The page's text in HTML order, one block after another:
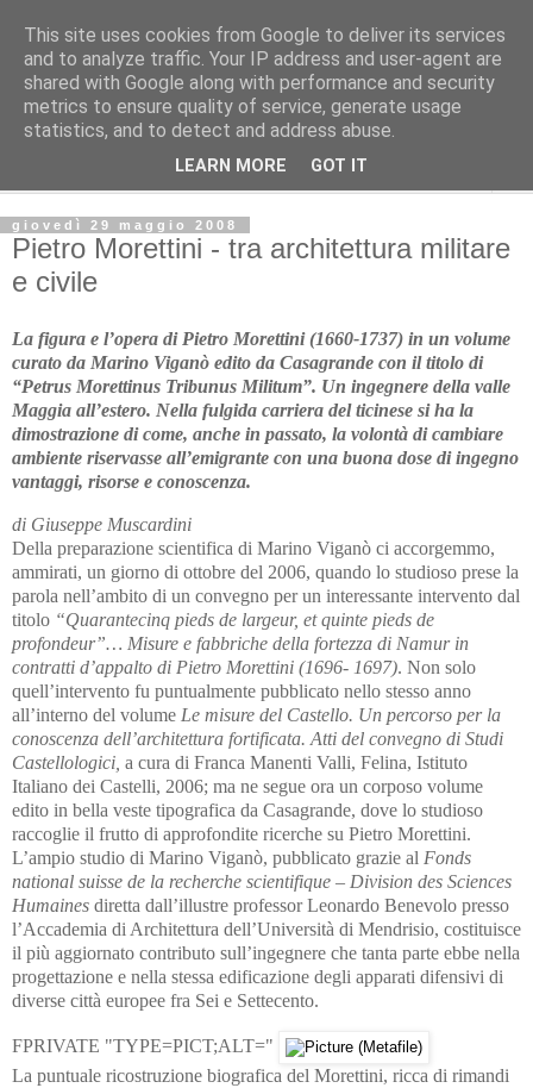
L'Avvenire dei lavoratori
Cultura
giovedì 29 maggio 2008
Pietro Morettini - tra architettura militare
e civile
La figura e l’opera di Pietro Morettini (1660-1737) in un volume
curato da Marino Viganò edito da Casagrande con il titolo di
“Petrus Morettinus Tribunus Militum”. Un ingegnere della valle
Maggia all’estero. Nella fulgida carriera del ticinese si ha la
dimostrazione di come, anche in passato, la volontà di cambiare
ambiente riservasse all’emigrante con una buona dose di ingegno
vantaggi, risorse e conoscenza.
di Giuseppe Muscardini
Della preparazione scientifica di Marino Viganò ci accorgemmo,
ammirati, un giorno di ottobre del 2006, quando lo studioso prese la
parola nell’ambito di un convegno per un interessante intervento dal
titolo “Quarantecinq pieds de largeur, et quinte pieds de
profondeur”… Misure e fabbriche della fortezza di Namur in
contratti d’appalto di Pietro Morettini (1696- 1697). Non solo
quell’intervento fu puntualmente pubblicato nello stesso anno
all’interno del volume Le misure del Castello. Un percorso per la
conoscenza dell’architettura fortificata. Atti del convegno di Studi
Castellologici, a cura di Franca Manenti Valli, Felina, Istituto
Italiano dei Castelli, 2006; ma ne segue ora un corposo volume
edito in bella veste tipografica da Casagrande, dove lo studioso
raccoglie il frutto di approfondite ricerche su Pietro Morettini.
L’ampio studio di Marino Viganò, pubblicato grazie al Fonds
national suisse de la recherche scientifique – Division des Sciences
Humaines diretta dall’illustre professor Leonardo Benevolo presso
l’Accademia di Architettura dell’Università di Mendrisio, costituisce
il più aggiornato contributo sull’ingegnere che tanta parte ebbe nella
progettazione e nella stessa edificazione degli apparati difensivi di
diverse città europee fra Sei e Settecento.
￹FPRIVATE "TYPE=PICT;ALT="
La puntuale ricostruzione biografica del Morettini, ricca di rimandi
This site uses cookies from Google to deliver its services
and to analyze traffic. Your IP address and user-agent are
shared with Google along with performance and security
metrics to ensure quality of service, generate usage
statistics, and to detect and address abuse.
LEARN MORE GOT IT